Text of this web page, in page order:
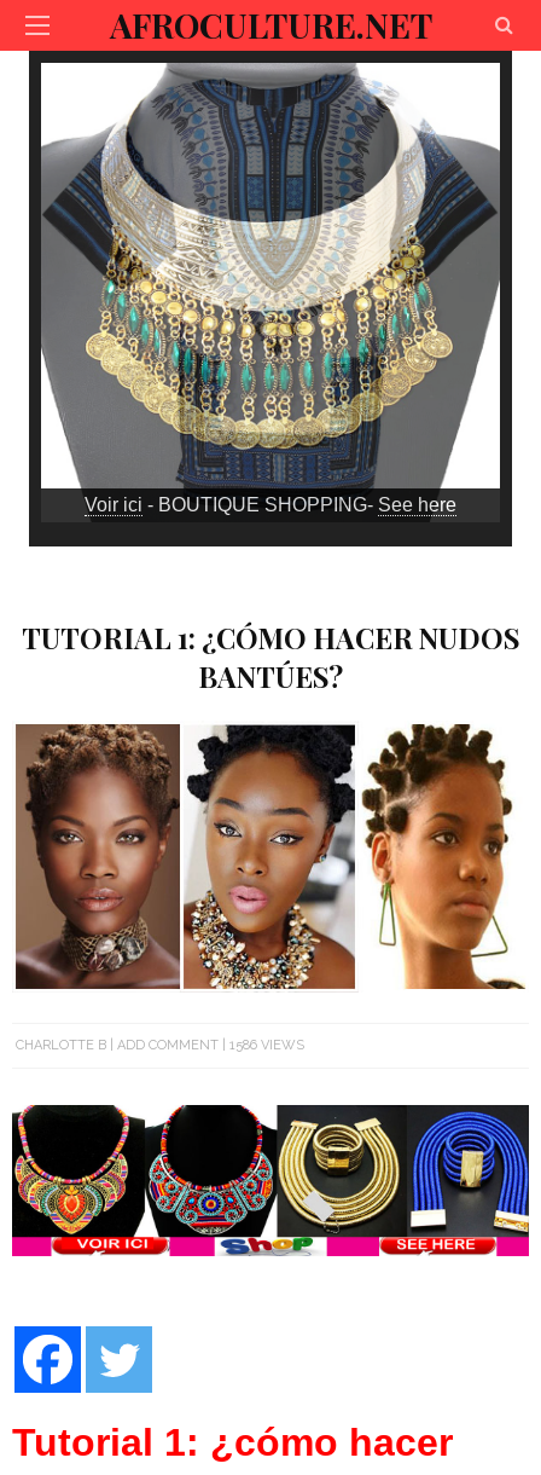
AFROCULTURE.NET
Voir ici - BOUTIQUE SHOPPING- See here
TUTORIAL 1: ¿CÓMO HACER NUDOS
BANTÚES?
CHARLOTTE B ADD COMMENT 1586 VIEWS
Tutorial 1: ¿cómo hacer